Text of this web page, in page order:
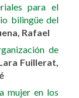
para el
bilingüe del
Rafael
de
Fuillerat,
mujer en los